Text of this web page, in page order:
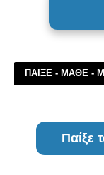
ΠΑΙΞΕ - ΜΑΘΕ -
Παίξε